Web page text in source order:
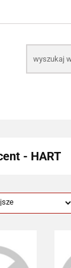
- HART